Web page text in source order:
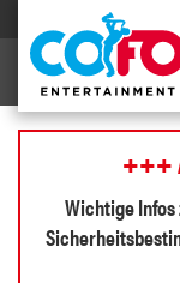
+++
Wichtige